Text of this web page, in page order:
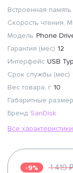
Встроенная память
Скорость чтения,
Модель Phone
Гарантия (мес) 12
Интерфейс USB
Срок службы (мес)
Вес товара, г 10
Габаритные
Бренд SanDisk
Все характеристики
-9% 1 419 ₽